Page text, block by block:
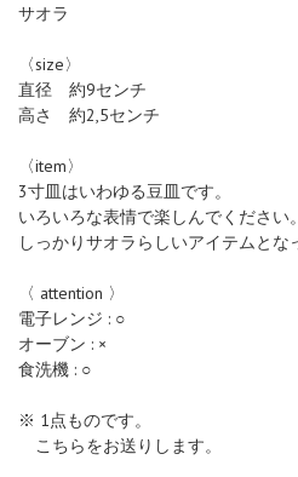
サオラ
〈size〉
直径 約9センチ
高さ 約2,5センチ
〈item〉
3寸皿はいわゆる豆皿です。
いろいろな表情で楽しんでください。
しっかりサオラらしいアイテムとな
〈 attention 〉
電子レンジ : ○
オーブン : ×
食洗機 : ○
※ 1点ものです。
こちらをお送りします。